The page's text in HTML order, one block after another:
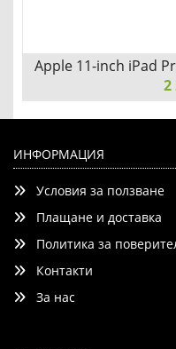
Space Black
Apple 11-inch iPad
Glass
2
ИНФОРМАЦИЯ
Условия за ползване
Плащане и доставка
Политика за
Контакти
За нас